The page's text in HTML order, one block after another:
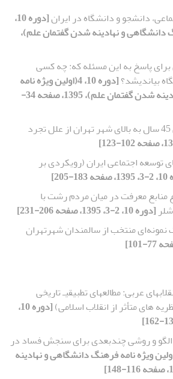
دانشجو و دانشگاه در ایران
[دوره 10،
دانشگاهی و نهادینه شدن گفتمان علم)،
پاسخ به این مسئله که: چه کسی
بیاندیشد؟
[دوره 10، 4(اولین ویژه نامه
فرهنگ دانشگاهی و نهادینه شدن گفتمان علم)، 1395، صفحه 34-
روایت دختران 45 سال به بالای شهر تهران از علل تجرد
اجتماعی ایران (رویکردی بر
منابع معرفت در میان مردم رشت با
[دوره 10، 2-3، 1395، صفحه 206-231]
منتخب از سالمندان شهرتهران
عربی: مطالعهای تطبیقیـ تاریخی
های متأثر از انقلاب اسلامی)
[دوره 10،
الگو و روشی چندبعدی برای سنجش فساد در
10، 4(اولین ویژه نامه فرهنگ دانشگاهی و نهادینه